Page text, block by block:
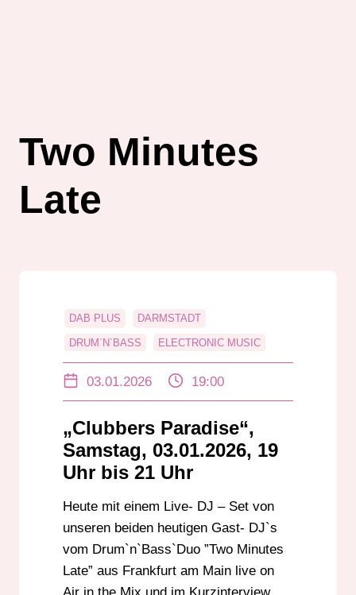
Two Minutes
Late
DAB PLUS DARMSTADT
DRUM`N`BASS ELECTRONIC MUSIC
ONLINERADIOVERBREITUNG
TWO MINUTES LATE UKW
03.01.2026 19:00
„Clubbers Paradise“,
Samstag, 03.01.2026, 19
Uhr bis 21 Uhr
Heute mit einem Live- DJ – Set von
unseren beiden heutigen Gast- DJ`s
vom Drum`n`Bass`Duo ”Two Minutes
Late” aus Frankfurt am Main live on